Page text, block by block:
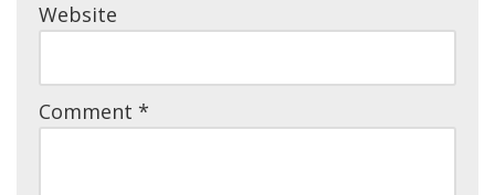
Website
Comment *